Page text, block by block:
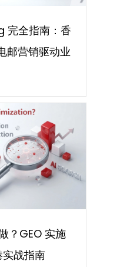
完全指南：香
邮营销驱动业
？GEO 实施
战指南